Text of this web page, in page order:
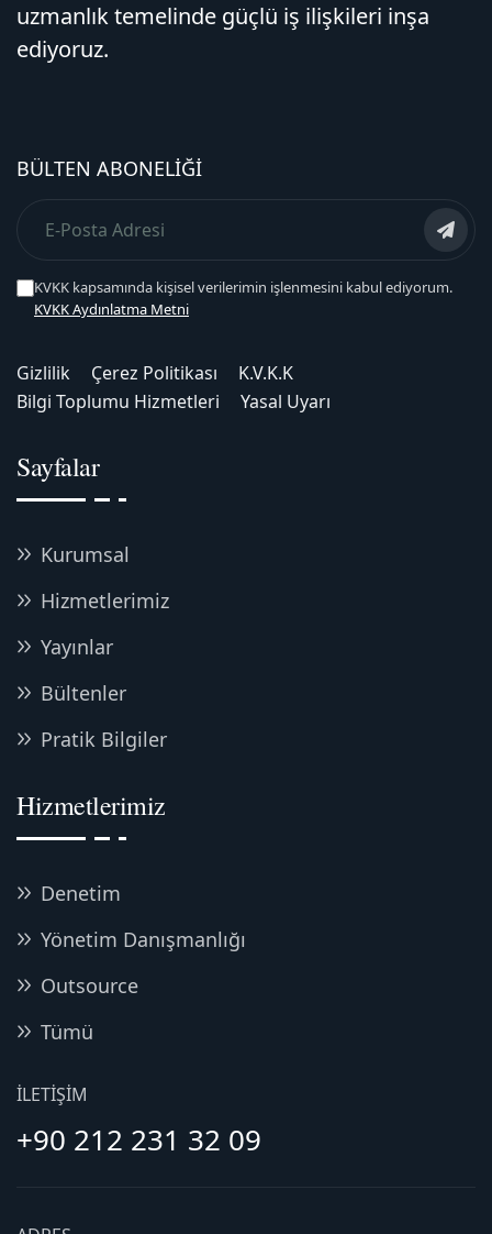
uzmanlık temelinde güçlü iş ilişkileri inşa
ediyoruz.
BÜLTEN ABONELIĞI
KVKK kapsamında kişisel verilerimin işlenmesini kabul ediyorum.
KVKK Aydınlatma Metni
Gizlilik Çerez Politikası
K.V.K.K
Bilgi Toplumu Hizmetleri
Yasal Uyarı
Sayfalar
Kurumsal
Hizmetlerimiz
Yayınlar
Bültenler
Pratik Bilgiler
Hizmetlerimiz
Denetim
Yönetim Danışmanlığı
Outsource
Tümü
İLETIŞIM
+90 212 231 32 09